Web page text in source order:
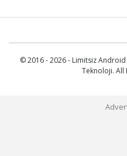
© 2016 - 2026 - Limitsiz
Teknoloji. All